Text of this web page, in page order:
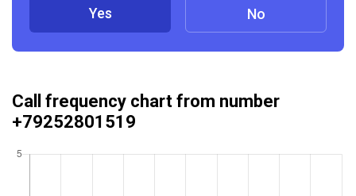
Yes No
Call frequency chart from number
+79252801519